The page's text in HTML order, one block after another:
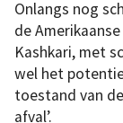
Onlangs nog
de
Kashkari, met
wel het
toestand van
afval’.